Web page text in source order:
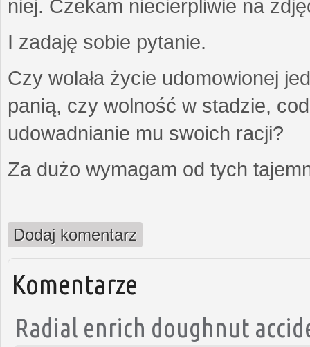
niej. Czekam niecierpliwie na
I zadaję sobie pytanie.
Czy wolała życie udomowionej
panią, czy wolność w stadzie,
udowadnianie mu swoich racji?
Za dużo wymagam od tych
Dodaj komentarz
Komentarze
Radial enrich doughnut